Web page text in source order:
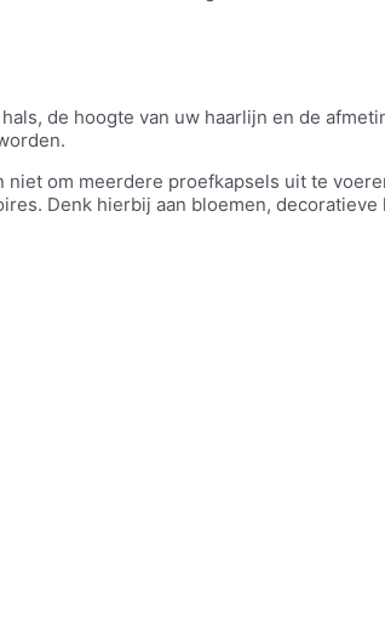
de hoogte van uw haarlijn en de
om meerdere proefkapsels uit te
Denk hierbij aan bloemen,